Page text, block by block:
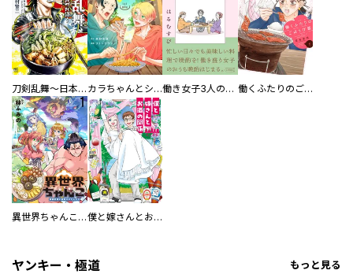
刀剣乱舞～日本号つれづれ酒～ カラちゃんとシトーさんと、 【分冊版】 働き女子3人のおうち晩酌 働くふたりのごほうび飯
異世界ちゃんこ～横綱目前に召喚されたんだが～ 【連載版】 僕と嫁さんとお酒の関係
ヤンキー・極道 もっと見る